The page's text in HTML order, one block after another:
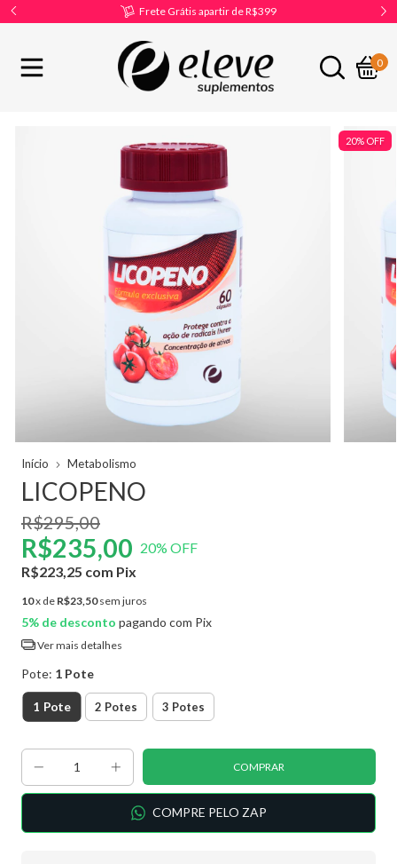
Frete Grátis apartir de R$399
0
20% OFF
Início Metabolismo
LICOPENO
R$295,00
R$235,00 20% OFF
R$223,25 com Pix
10x de R$23,50 sem juros
5% de desconto pagando com Pix
Ver mais detalhes
Pote: 1 Pote
1 Pote 2 Potes 3 Potes
COMPRE PELO ZAP